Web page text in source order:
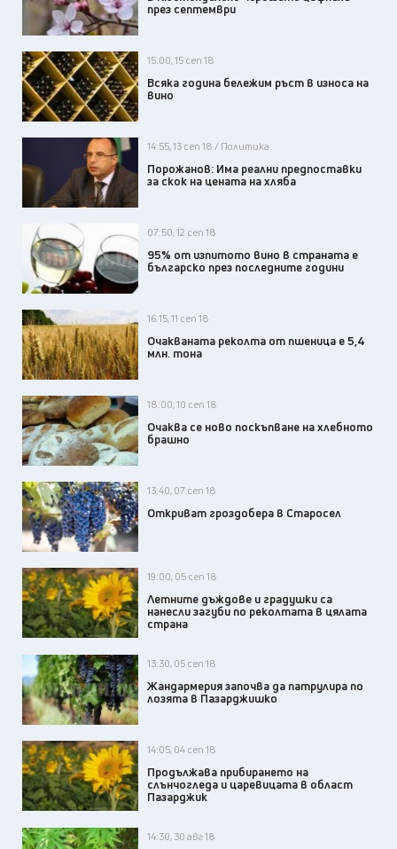
през септември
15:00, 15 сеп 18
Всяка година бележим ръст в износа на
вино
14:55, 13 сеп 18 / Политика
Порожанов: Има реални предпоставки
за скок на цената на хляба
07:50, 12 сеп 18
95% от изпитото вино в страната е
българско през последните години
16:15, 11 сеп 18
Очакваната реколта от пшеница е 5,4
млн. тона
18:00, 10 сеп 18
Очаква се ново поскъпване на хлебното
брашно
13:40, 07 сеп 18
Откриват гроздобера в Старосел
19:00, 05 сеп 18
Летните дъждове и градушки са
нанесли загуби по реколтата в цялата
страна
13:30, 05 сеп 18
Жандармерия започва да патрулира по
лозята в Пазарджишко
14:05, 04 сеп 18
Продължава прибирането на
слънчогледа и царевицата в област
Пазарджик
14:30, 30 авг 18